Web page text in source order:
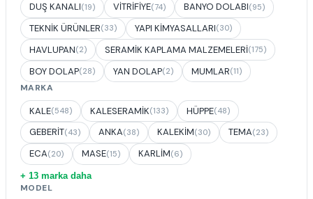
DUŞ KANALI(19) VİTRİFİYE(74) BANYO DOLABI(95)
TEKNİK ÜRÜNLER(33) YAPI KİMYASALLARI(30)
HAVLUPAN(2) SERAMİK KAPLAMA MALZEMELERİ(175)
BOY DOLAP(28) YAN DOLAP(2) MUMLAR(11)
MARKA
KALE(548) KALESERAMİK(133) HÜPPE(48)
GEBERİT(43) ANKA(38) KALEKİM(30) TEMA(23)
ECA(20) MASE(15) KARLİM(6)
+ 13 marka daha
MODEL